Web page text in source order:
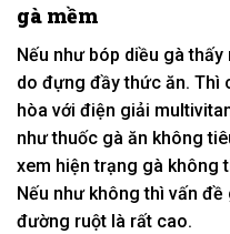
gà mềm
Nếu nhưbóp diều gà thấy
do đựng đầy thức ăn. Thì
hòa với điện giải
như thuốc gà ăn không
xem hiện trạng gà không
Nếu như không thì vấn đề
đường ruột là rất cao.